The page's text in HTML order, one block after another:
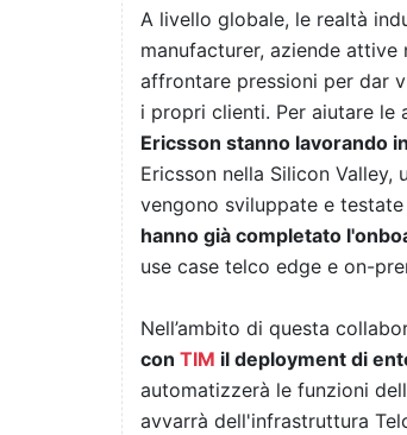
A livello globale, le realtà
manufacturer, aziende
affrontare pressioni per dar
i propri clienti. Per aiutare le
Ericsson stanno lavorando
Ericsson nella Silicon
vengono sviluppate e
hanno già completato
use case telco edge e on-
Nell’ambito di questa
con TIM il deployment di
automatizzerà le funzioni
avvarrà dell'infrastruttura